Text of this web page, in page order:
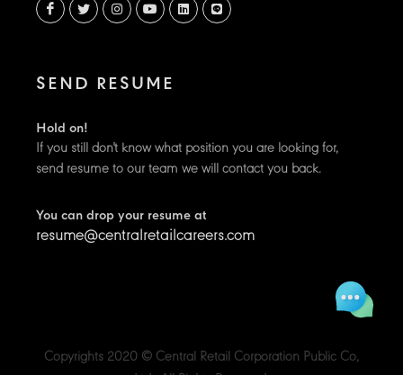
SEND RESUME
Hold on!
If you still don't know what position you are looking for,
send resume to our team we will contact you back.
You can drop your resume at
resume@centralretailcareers.com
Copyrights 2020 © Central Retail Corporation Public Co,